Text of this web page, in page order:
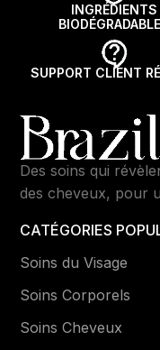
INGRÉDIENTS
SUPPORT CLIENT
Des soins qui
des cheveux, pour
CATÉGORIES
Soins du Visage
Soins Corporels
Soins Cheveux